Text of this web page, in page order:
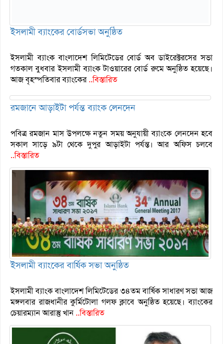
ইসলামী ব্যাংকের বোর্ডসভা অনুষ্ঠিত
ইসলামী ব্যাংক বাংলাদেশ লিমিটেডের বোর্ড অব ডাইরেক্টরসের সভা
গতকাল বুধবার ইসলামী ব্যাংক টাওয়ারের বোর্ড রুমে অনুষ্ঠিত হয়েছে।
আজ বৃহস্পতিবার ব্যাংকের..বিস্তারিত
রমজানে আড়াইটা পর্যন্ত ব্যাংক লেনদেন
পবিত্র রমজান মাস উপলক্ষে নতুন সময় অনুযায়ী ব্যাংকে লেনদেন হবে
সকাল সাড়ে ৯টা থেকে দুপুর আড়াইটা পর্যন্ত। আর অফিস চলবে
..বিস্তারিত
ইসলামী ব্যাংকের বার্ষিক সভা অনুষ্ঠিত
ইসলামী ব্যাংক বাংলাদেশ লিমিটেডের ৩৪তম বার্ষিক সাধারণ সভা আজ
মঙ্গলবার রাজধানীর কুর্মিটোলা গলফ ক্লাবে অনুষ্ঠিত হয়েছে। ব্যাংকের
চেয়ারম্যান আরাস্তু খান ..বিস্তারিত